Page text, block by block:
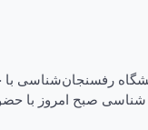
۱۴۰۰ – ۱۵:۰۶ اخبار استانها
شناسی صبح امروز با